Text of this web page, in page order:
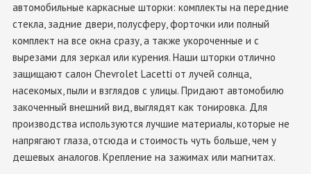
автомобильные каркасные шторки: комплекты на передние
стекла, задние двери, полусферу, форточки или полный
комплект на все окна сразу, а также укороченные и с
вырезами для зеркал или курения. Наши шторки отлично
защищают салон Chevrolet Lacetti от лучей солнца,
насекомых, пыли и взглядов с улицы. Придают автомобилю
закоченный внешний вид, выглядят как тонировка. Для
производства используются лучшие материалы, которые не
напрягают глаза, отсюда и стоимость чуть больше, чем у
дешевых аналогов. Крепление на зажимах или магнитах.